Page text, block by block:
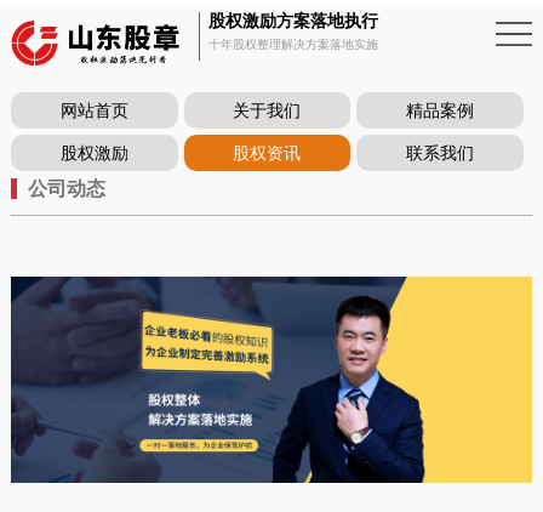
股权激励方案落地执行
十年股权整理解决方案落地实施
网站首页 关于我们 精品案例
股权激励 股权资讯 联系我们
公司动态